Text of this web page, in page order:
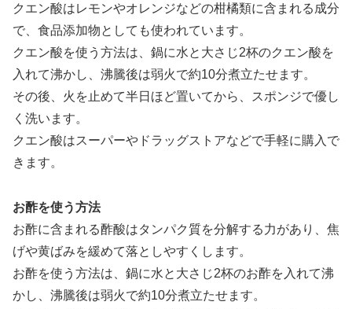
クエン酸はレモンやオレンジなどの柑橘類に含まれる成分
で、食品添加物としても使われています。
クエン酸を使う方法は、鍋に水と大さじ2杯のクエン酸を
入れて沸かし、沸騰後は弱火で約10分煮立たせます。
その後、火を止めて半日ほど置いてから、スポンジで優し
く洗います。
クエン酸はスーパーやドラッグストアなどで手軽に購入で
きます。
お酢を使う方法
お酢に含まれる酢酸はタンパク質を分解する力があり、焦
げや黄ばみを緩めて落としやすくします。
お酢を使う方法は、鍋に水と大さじ2杯のお酢を入れて沸
かし、沸騰後は弱火で約10分煮立たせます。